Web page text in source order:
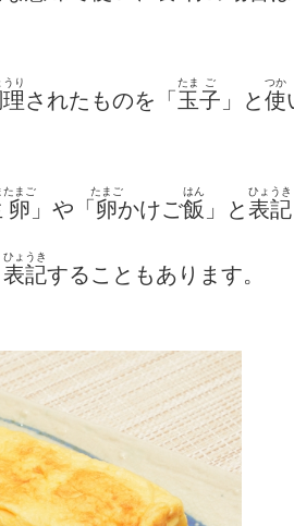
うり
されたものを「 玉
たま
子
ご
」と使
つか
卵
たまご
」や「 卵
たまご
かけご飯
はん
」と表記
ひょうき
表記
ひょうき
することもあります。